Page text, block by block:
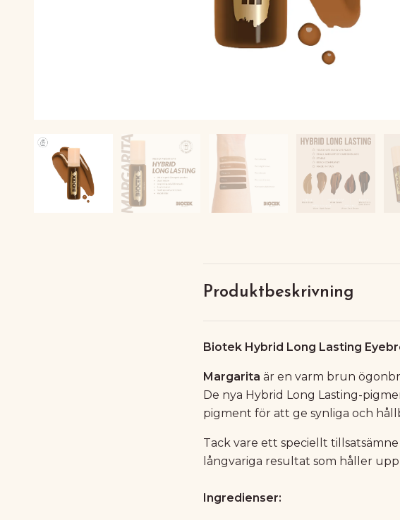
Produktbeskrivning
Biotek Hybrid Long Lasting
Margarita är en varm brun
De nya Hybrid Long Lasting-
pigment för att ge synliga och
Tack vare ett speciellt
långvariga resultat som håller
Ingredienser: